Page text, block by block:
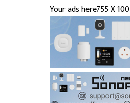
Your ads here755 X 100